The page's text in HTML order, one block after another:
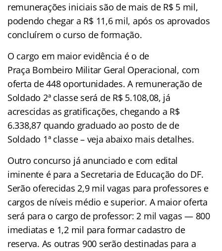
remunerações iniciais são de mais de R$ 5 mil,
podendo chegar a R$ 11,6 mil, após os aprovados
concluírem o curso de formação.
O cargo em maior evidência é o de
Praça Bombeiro Militar Geral Operacional, com
oferta de 448 oportunidades. A remuneração de
Soldado 2ª classe será de R$ 5.108,08, já
acrescidas as gratificações, chegando a R$
6.338,87 quando graduado ao posto de de
Soldado 1ª classe – veja abaixo mais detalhes.
Outro concurso já anunciado e com edital
iminente é para a Secretaria de Educação do DF.
Serão oferecidas 2,9 mil vagas para professores e
cargos de níveis médio e superior. A maior oferta
será para o cargo de professor: 2 mil vagas — 800
imediatas e 1,2 mil para formar cadastro de
reserva. As outras 900 serão destinadas para a